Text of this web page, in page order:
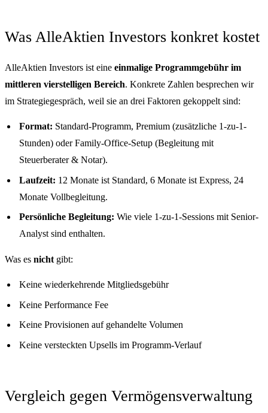
Was AlleAktien Investors konkret kostet
AlleAktien Investors ist eine einmalige Programmgebühr im
mittleren vierstelligen Bereich. Konkrete Zahlen besprechen wir
im Strategiegespräch, weil sie an drei Faktoren gekoppelt sind:
Format: Standard-Programm, Premium (zusätzliche 1-zu-1-
Stunden) oder Family-Office-Setup (Begleitung mit
Steuerberater & Notar).
Laufzeit: 12 Monate ist Standard, 6 Monate ist Express, 24
Monate Vollbegleitung.
Persönliche Begleitung: Wie viele 1-zu-1-Sessions mit Senior-
Analyst sind enthalten.
Was es nicht gibt:
Keine wiederkehrende Mitgliedsgebühr
Keine Performance Fee
Keine Provisionen auf gehandelte Volumen
Keine versteckten Upsells im Programm-Verlauf
Vergleich gegen Vermögensverwaltung